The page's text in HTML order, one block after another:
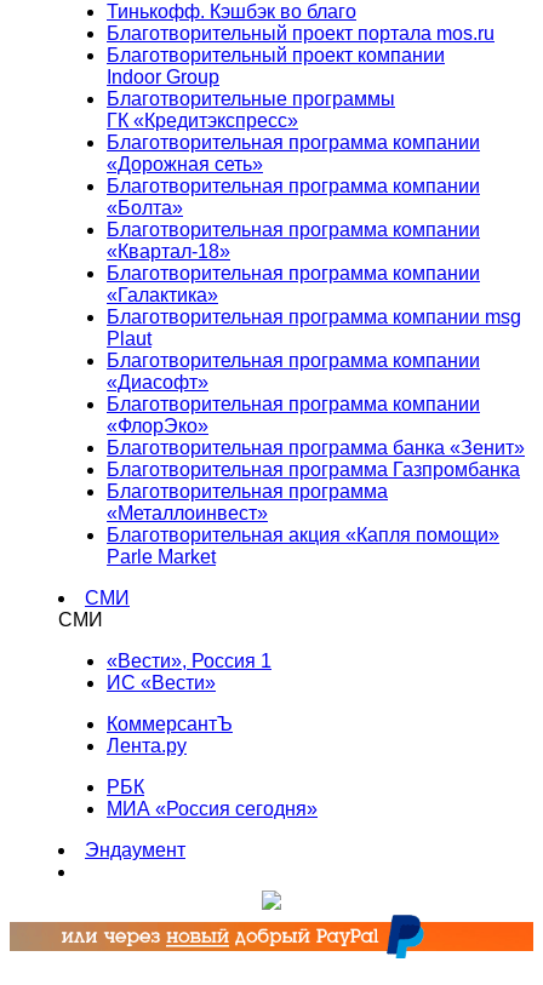
Тинькофф. Кэшбэк во благо
Благотворительный проект портала mos.ru
Благотворительный проект компании
Indoor Group
Благотворительные программы
ГК «Кредитэкспресс»
Благотворительная программа компании
«Дорожная сеть»
Благотворительная программа компании
«Болта»
Благотворительная программа компании
«Квартал-18»
Благотворительная программа компании
«Галактика»
Благотворительная программа компании msg
Plaut
Благотворительная программа компании
«Диасофт»
Благотворительная программа компании
«ФлорЭко»
Благотворительная программа банка «Зенит»
Благотворительная программа Газпромбанка
Благотворительная программа
«Металлоинвест»
Благотворительная акция «Капля помощи»
Parle Market
СМИ
СМИ
«Вести», Россия 1
ИС «Вести»
КоммерсантЪ
Лента.ру
РБК
МИА «Россия сегодня»
Эндаумент